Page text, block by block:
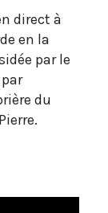
direct à
en la
par le
du